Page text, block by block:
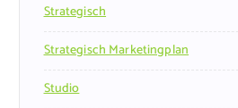
Strategisch
Strategisch Marketingplan
Studio